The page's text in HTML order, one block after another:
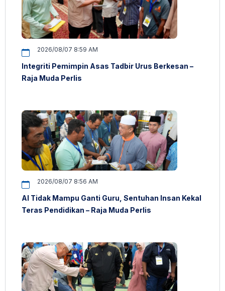
2026/08/07 8:59 AM
Integriti Pemimpin Asas Tadbir Urus Berkesan –
Raja Muda Perlis
2026/08/07 8:56 AM
AI Tidak Mampu Ganti Guru, Sentuhan Insan Kekal
Teras Pendidikan – Raja Muda Perlis